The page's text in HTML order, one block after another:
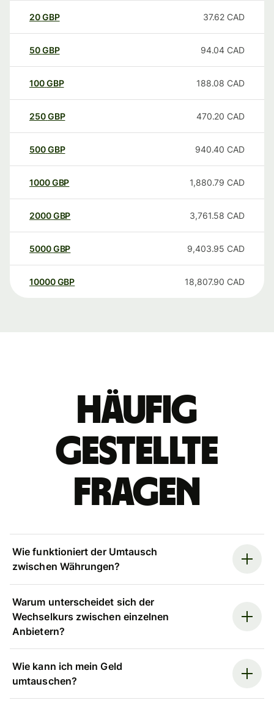
20GBP 37.62 CAD
50GBP 94.04 CAD
100GBP 188.08 CAD
250GBP 470.20 CAD
500GBP 940.40 CAD
1000GBP 1,880.79 CAD
2000GBP 3,761.58 CAD
5000GBP 9,403.95 CAD
10000 GBP 18,807.90 CAD
Häufig
gestellte
Fragen
Wie funktioniert der Umtausch
zwischen Währungen?
Warum unterscheidet sich der
Wechselkurs zwischen einzelnen
Anbietern?
Wie kann ich mein Geld
umtauschen?